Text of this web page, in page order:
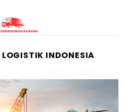
LOGISTIK INDONESIA